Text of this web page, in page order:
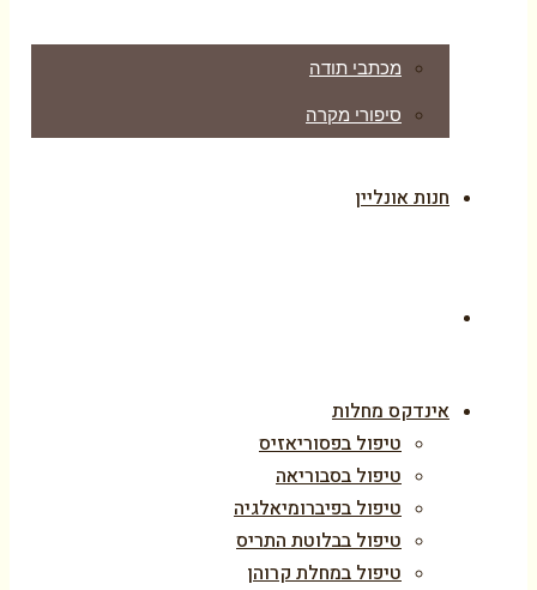
מכתבי תודה
סיפורי מקרה
חנות אונליין
אינדקס מחלות
טיפול בפסוריאזיס
טיפול בסבוריאה
טיפול בפיברומיאלגיה
טיפול בבלוטת התריס
טיפול במחלת קרוהן